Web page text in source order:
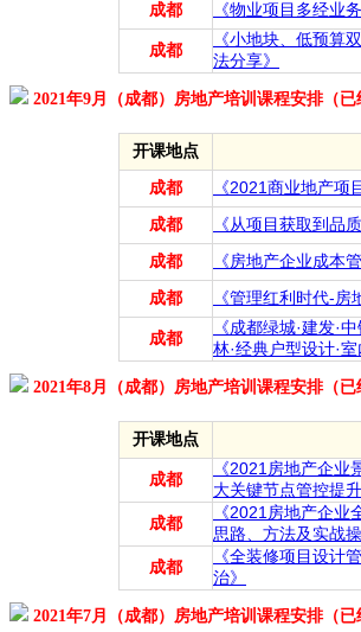
成都
《物业项目多经业
成都
《小地块、低预算
法分享》
2021年9月（成都）房地产培训课程安排（已
开课地点
成都
《2021商业地产
成都
《从项目获取到
成都
《房地产企业成本
成都
《管理红利时代-
成都
《成都绿城·建发·
林·经典户型设计·室
2021年8月（成都）房地产培训课程安排（已
开课地点
成都
《2021房地产企
大关键节点管控提
成都
《2021房地产企
思路、方法及实战
成都
《全装修项目设计
治》
2021年7月（成都）房地产培训课程安排（已